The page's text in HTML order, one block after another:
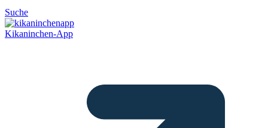
Suche
Kikaninchen-App